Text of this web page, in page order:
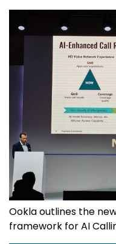
Ookla outlines the
framework for AI